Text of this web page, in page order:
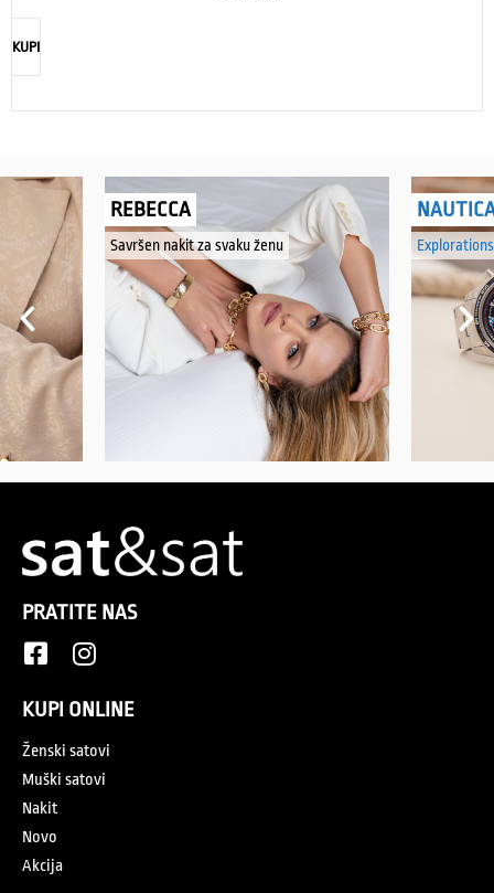
KUPI
REBECCA
Savršen nakit za svaku ženu
PRATITE NAS
KUPI ONLINE
Ženski satovi
Muški satovi
Nakit
Novo
Akcija